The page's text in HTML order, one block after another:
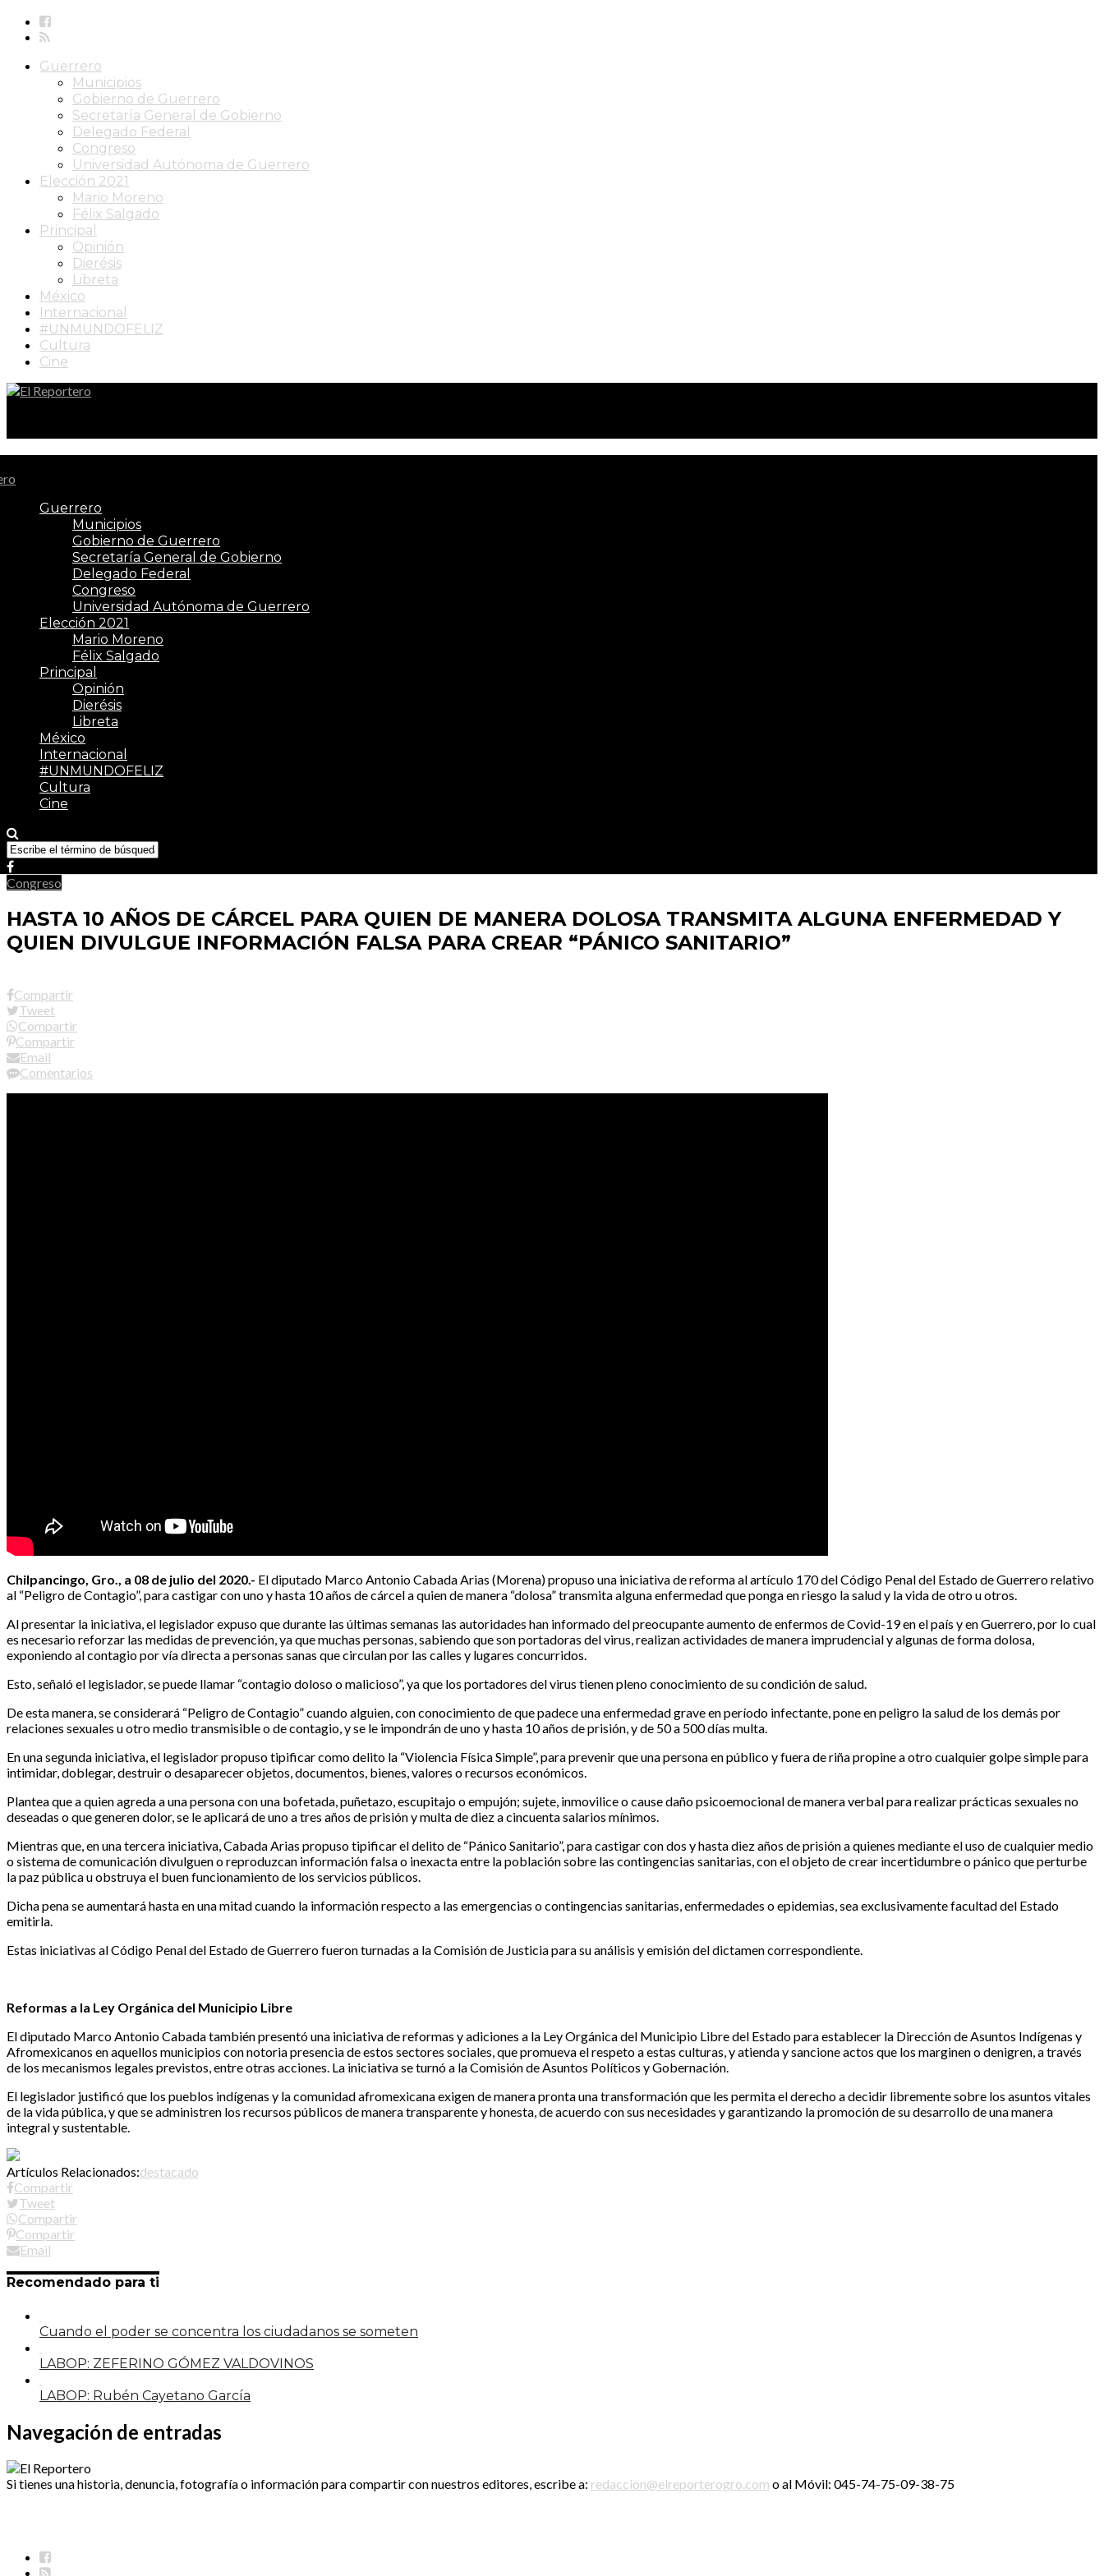
Guerrero
Municipios
Gobierno de Guerrero
Secretaría General de Gobierno
Delegado Federal
Congreso
Universidad Autónoma de Guerrero
Elección 2021
Mario Moreno
Félix Salgado
Principal
Opinión
Dierésis
Libreta
México
Internacional
#UNMUNDOFELIZ
Cultura
Cine
Guerrero
Municipios
Gobierno de Guerrero
Secretaría General de Gobierno
Delegado Federal
Congreso
Universidad Autónoma de Guerrero
Elección 2021
Mario Moreno
Félix Salgado
Principal
Opinión
Dierésis
Libreta
México
Internacional
#UNMUNDOFELIZ
Cultura
Cine
Congreso
HASTA 10 AÑOS DE CÁRCEL PARA QUIEN DE MANERA DOLOSA TRANSMITA ALGUNA ENFERMEDAD Y
QUIEN DIVULGUE INFORMACIÓN FALSA PARA CREAR “PÁNICO SANITARIO”
Compartir
Tweet
Compartir
Compartir
Email
Comentarios
Chilpancingo, Gro., a 08 de julio del 2020.- El diputado Marco Antonio Cabada Arias (Morena) propuso una iniciativa de reforma al artículo 170 del Código Penal del Estado de Guerrero relativo
al “Peligro de Contagio”, para castigar con uno y hasta 10 años de cárcel a quien de manera “dolosa” transmita alguna enfermedad que ponga en riesgo la salud y la vida de otro u otros.
Al presentar la iniciativa, el legislador expuso que durante las últimas semanas las autoridades han informado del preocupante aumento de enfermos de Covid-19 en el país y en Guerrero, por lo cual
es necesario reforzar las medidas de prevención, ya que muchas personas, sabiendo que son portadoras del virus, realizan actividades de manera imprudencial y algunas de forma dolosa,
exponiendo al contagio por vía directa a personas sanas que circulan por las calles y lugares concurridos.
Esto, señaló el legislador, se puede llamar “contagio doloso o malicioso”, ya que los portadores del virus tienen pleno conocimiento de su condición de salud.
De esta manera, se considerará “Peligro de Contagio” cuando alguien, con conocimiento de que padece una enfermedad grave en período infectante, pone en peligro la salud de los demás por
relaciones sexuales u otro medio transmisible o de contagio, y se le impondrán de uno y hasta 10 años de prisión, y de 50 a 500 días multa.
En una segunda iniciativa, el legislador propuso tipificar como delito la “Violencia Física Simple”, para prevenir que una persona en público y fuera de riña propine a otro cualquier golpe simple para
intimidar, doblegar, destruir o desaparecer objetos, documentos, bienes, valores o recursos económicos.
Plantea que a quien agreda a una persona con una bofetada, puñetazo, escupitajo o empujón; sujete, inmovilice o cause daño psicoemocional de manera verbal para realizar prácticas sexuales no
deseadas o que generen dolor, se le aplicará de uno a tres años de prisión y multa de diez a cincuenta salarios mínimos.
Mientras que, en una tercera iniciativa, Cabada Arias propuso tipificar el delito de “Pánico Sanitario”, para castigar con dos y hasta diez años de prisión a quienes mediante el uso de cualquier medio
o sistema de comunicación divulguen o reproduzcan información falsa o inexacta entre la población sobre las contingencias sanitarias, con el objeto de crear incertidumbre o pánico que perturbe
la paz pública u obstruya el buen funcionamiento de los servicios públicos.
Dicha pena se aumentará hasta en una mitad cuando la información respecto a las emergencias o contingencias sanitarias, enfermedades o epidemias, sea exclusivamente facultad del Estado
emitirla.
Estas iniciativas al Código Penal del Estado de Guerrero fueron turnadas a la Comisión de Justicia para su análisis y emisión del dictamen correspondiente.
Reformas a la Ley Orgánica del Municipio Libre
El diputado Marco Antonio Cabada también presentó una iniciativa de reformas y adiciones a la Ley Orgánica del Municipio Libre del Estado para establecer la Dirección de Asuntos Indígenas y
Afromexicanos en aquellos municipios con notoria presencia de estos sectores sociales, que promueva el respeto a estas culturas, y atienda y sancione actos que los marginen o denigren, a través
de los mecanismos legales previstos, entre otras acciones. La iniciativa se turnó a la Comisión de Asuntos Políticos y Gobernación.
El legislador justificó que los pueblos indígenas y la comunidad afromexicana exigen de manera pronta una transformación que les permita el derecho a decidir libremente sobre los asuntos vitales
de la vida pública, y que se administren los recursos públicos de manera transparente y honesta, de acuerdo con sus necesidades y garantizando la promoción de su desarrollo de una manera
integral y sustentable.
Artículos Relacionados:destacado
Compartir
Tweet
Compartir
Compartir
Email
Recomendado para ti
Cuando el poder se concentra los ciudadanos se someten
LABOP: ZEFERINO GÓMEZ VALDOVINOS
LABOP: Rubén Cayetano García
Navegación de entradas
Si tienes una historia, denuncia, fotografía o información para compartir con nuestros editores, escribe a: redaccion@elreporterogro.com o al Móvil: 045-74-75-09-38-75